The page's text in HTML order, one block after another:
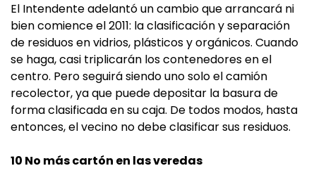
El Intendente adelantó un cambio que arrancará ni
bien comience el 2011: la clasificación y separación
de residuos en vidrios, plásticos y orgánicos. Cuando
se haga, casi triplicarán los contenedores en el
centro. Pero seguirá siendo uno solo el camión
recolector, ya que puede depositar la basura de
forma clasificada en su caja. De todos modos, hasta
entonces, el vecino no debe clasificar sus residuos.
10 No más cartón en las veredas